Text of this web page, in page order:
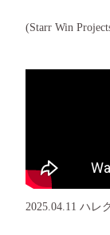
(Starr Win
2025.04.11 ハ